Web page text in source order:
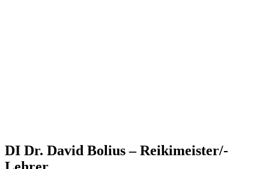
DI Dr. David Bolius – Reikimeister/-